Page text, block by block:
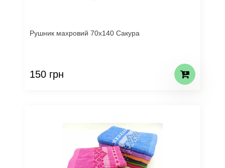
Рушник махровий 70х140 Сакура
150 грн